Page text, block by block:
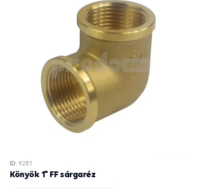
Könyök 1" FF sárgaréz
ID: 9281